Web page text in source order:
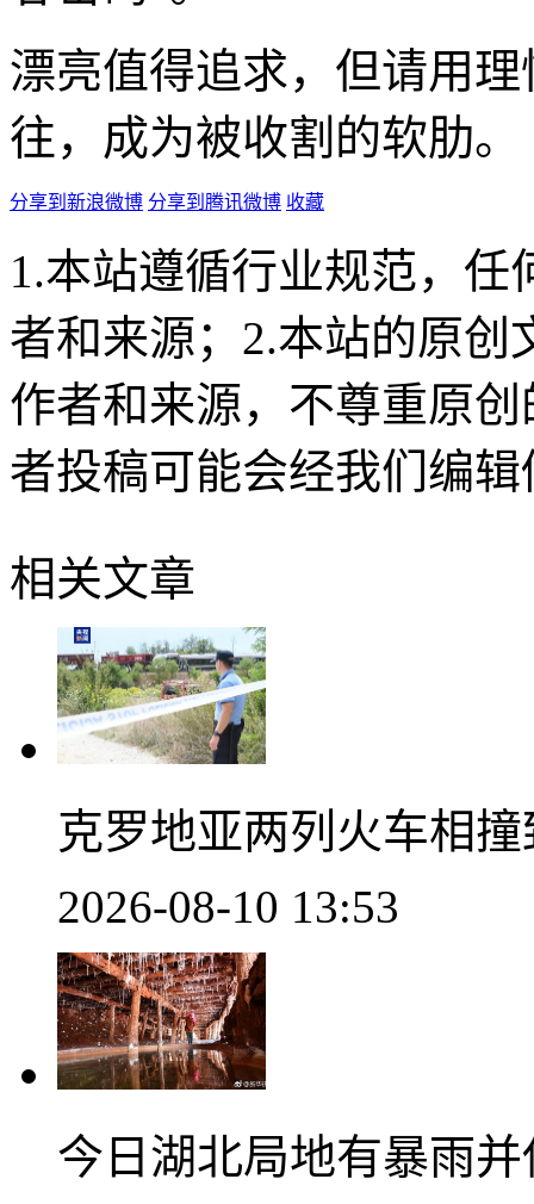
漂亮值得追求，但请用
往，成为被收割的软肋。
分享到新浪微博 分享到腾讯微博 收藏
1.本站遵循行业规范，
者和来源；2.本站的原
作者和来源，不尊重原
者投稿可能会经我们编
相关文章
克罗地亚两列火车相
2026-08-10 13:53
今日湖北局地有暴雨